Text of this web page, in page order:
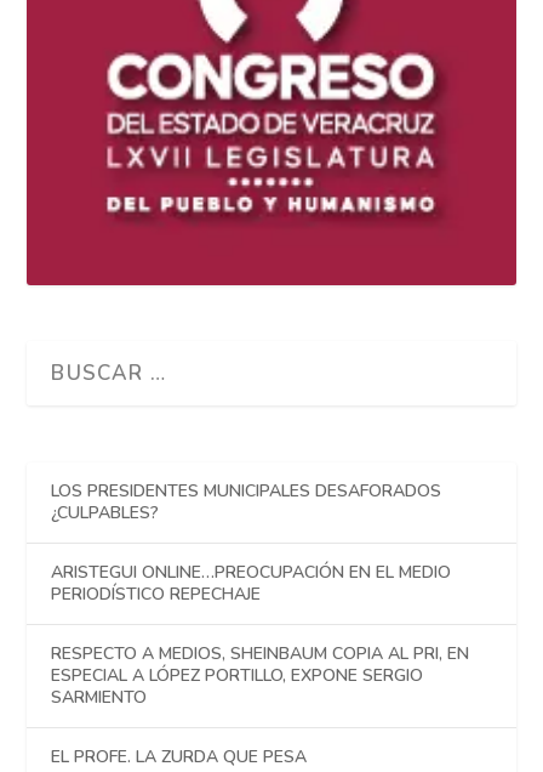
LOS PRESIDENTES MUNICIPALES DESAFORADOS
¿CULPABLES?
ARISTEGUI ONLINE…PREOCUPACIÓN EN EL MEDIO
PERIODÍSTICO REPECHAJE
RESPECTO A MEDIOS, SHEINBAUM COPIA AL PRI, EN
ESPECIAL A LÓPEZ PORTILLO, EXPONE SERGIO
SARMIENTO
EL PROFE. LA ZURDA QUE PESA